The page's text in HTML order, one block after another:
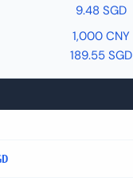
9.48 SGD
1,000 CNY
189.55 SGD